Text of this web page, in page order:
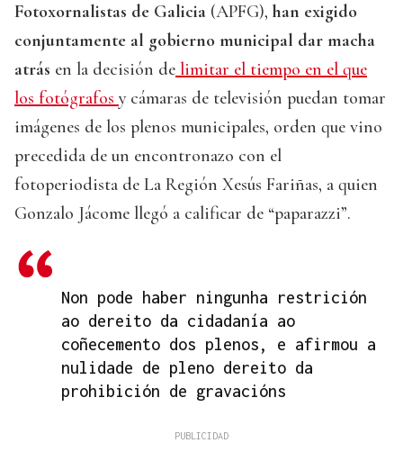
Fotoxornalistas de Galicia (APFG), han exigido
conjuntamente al gobierno municipal dar macha
atrás en la decisión de limitar el tiempo en el que
los fotógrafos y cámaras de televisión puedan tomar
imágenes de los plenos municipales, orden que vino
precedida de un encontronazo con el
fotoperiodista de La Región Xesús Fariñas, a quien
Gonzalo Jácome llegó a calificar de “paparazzi”.
Non pode haber ningunha restrición
ao dereito da cidadanía ao
coñecemento dos plenos, e afirmou a
nulidade de pleno dereito da
prohibición de gravacións